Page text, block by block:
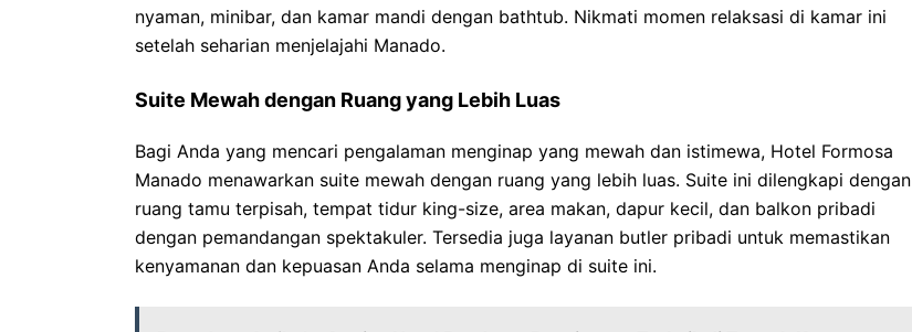
nyaman, minibar, dan kamar mandi dengan bathtub. Nikmati momen relaksasi di kamar ini
setelah seharian menjelajahi Manado.
Suite Mewah dengan Ruang yang Lebih Luas
Bagi Anda yang mencari pengalaman menginap yang mewah dan istimewa, Hotel Formosa
Manado menawarkan suite mewah dengan ruang yang lebih luas. Suite ini dilengkapi dengan
ruang tamu terpisah, tempat tidur king-size, area makan, dapur kecil, dan balkon pribadi
dengan pemandangan spektakuler. Tersedia juga layanan butler pribadi untuk memastikan
kenyamanan dan kepuasan Anda selama menginap di suite ini.